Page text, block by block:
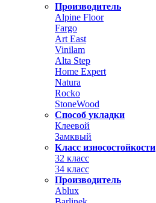
Производитель
Alpine Floor
Fargo
Art East
Vinilam
Alta Step
Home Expert
Natura
Rocko
StoneWood
Способ укладки
Клеевой
Замквый
Класс износостойкости
32 класс
34 класс
Производитель
Ablux